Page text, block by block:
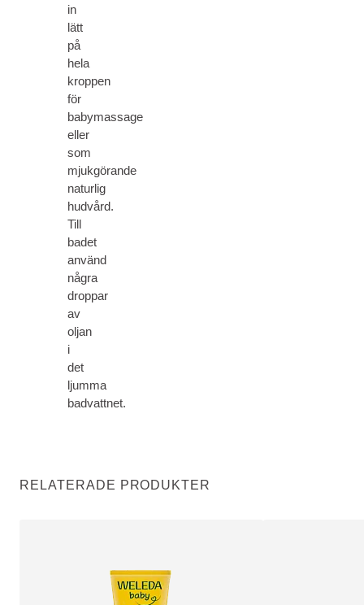
in
lätt
på
hela
kroppen
för
babymassage
eller
som
mjukgörande
naturlig
hudvård.
Till
badet
använd
några
droppar
av
oljan
i
det
ljumma
badvattnet.
RELATERADE PRODUKTER